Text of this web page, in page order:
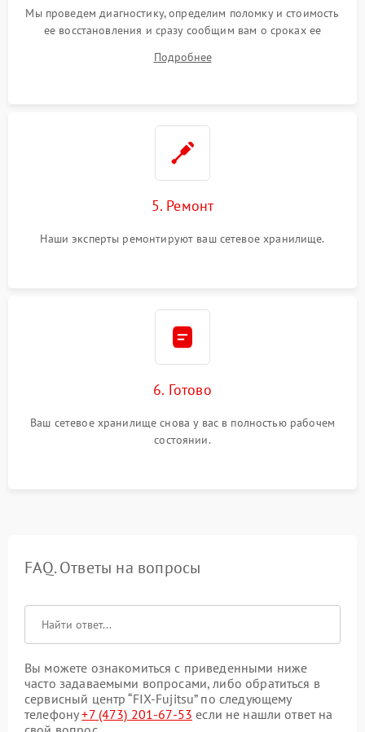
Мы проведем диагностику, определим поломку и стоимость
ее восстановления и сразу сообщим вам о сроках ее
Подробнее
5. Ремонт
Наши эксперты ремонтируют ваш сетевое хранилище.
6. Готово
Ваш сетевое хранилище снова у вас в полностью рабочем
состоянии.
FAQ. Ответы на вопросы
Вы можете ознакомиться с приведенными ниже
часто задаваемыми вопросами, либо обратиться в
сервисный центр “FIX-Fujitsu” по следующему
телефону+7 (473) 201-67-53 если не нашли ответ на